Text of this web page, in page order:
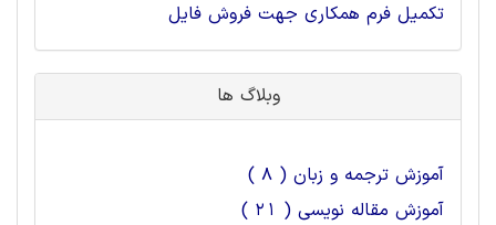
تکمیل فرم همکاری جهت فروش فایل
وبلاگ ها
آموزش ترجمه و زبان ( 8 )
آموزش مقاله نویسی ( 21 )